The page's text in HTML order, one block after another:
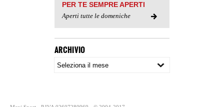
PER TE SEMPRE APERTI
Aperti tutte le domeniche
ARCHIVIO